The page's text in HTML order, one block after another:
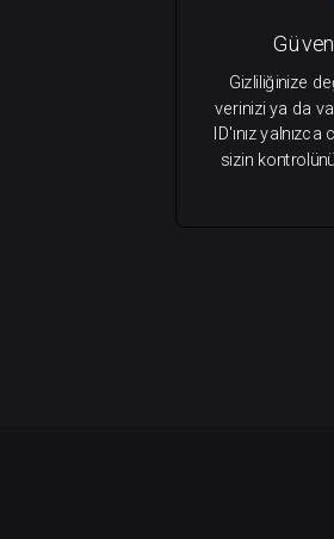
Gizliliğinize
verinizi ya da
ID'ınız
sizin